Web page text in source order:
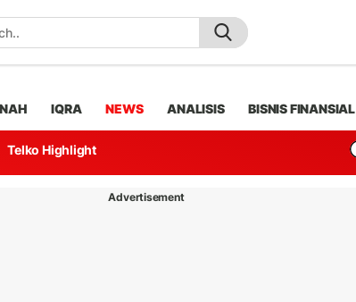
IQRA NEWS ANALISIS BISNIS FINANSIAL
Telko Highlight
Advertisement